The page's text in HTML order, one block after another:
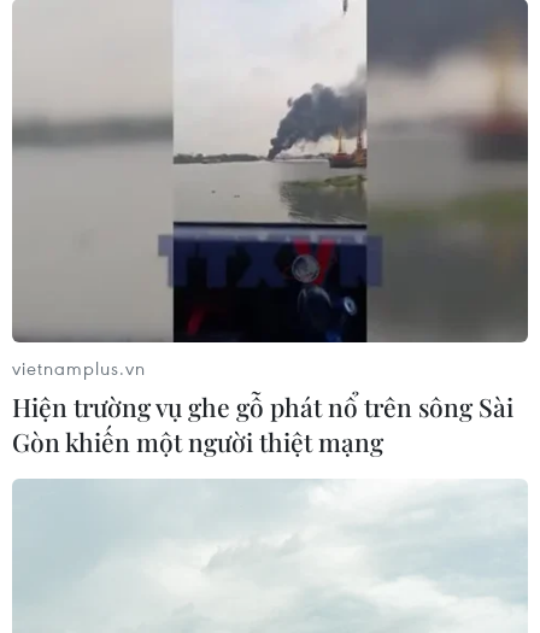
vietnamplus.vn
Hiện trường vụ ghe gỗ phát nổ trên sông Sài
Gòn khiến một người thiệt mạng